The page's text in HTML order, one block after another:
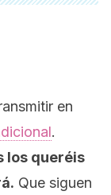
en
.
los queréis
Que siguen